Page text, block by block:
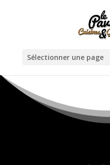
Sélectionner une page